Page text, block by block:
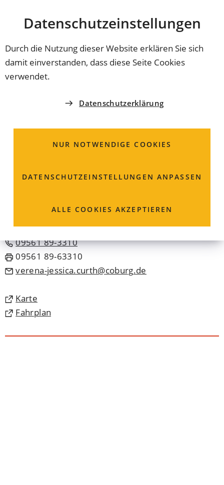
Datenschutz­einstellungen
Durch die Nutzung dieser Website erklären Sie sich
damit einverstanden, dass diese Seite Cookies
verwendet.
Datenschutzerklärung
NUR NOTWENDIGE COOKIES
DATENSCHUTZ­EINSTELLUNGEN ANPASSEN
ALLE COOKIES AKZEPTIEREN
INHALT ANSPRINGEN
Coburg
Verena-JessicaCurth
Brand- und
96450 Coburg
09561 89-3310
09561 89-63310
verena-jessica.curth
coburg de
Karte
(Öffnet
in
neuen
Fahrplan
(Öffnet
einem